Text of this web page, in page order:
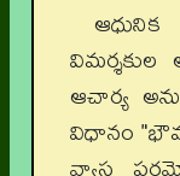
ఆచార్య
విధానం